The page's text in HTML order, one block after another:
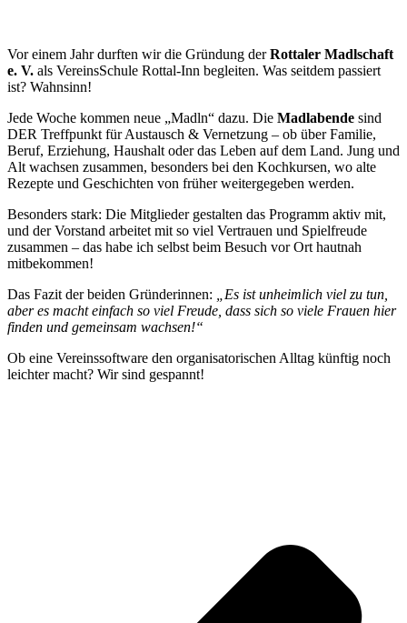
Vor einem Jahr durften wir die Gründung derRottaler Madlschaft
e. V. als VereinsSchule Rottal-Inn begleiten. Was seitdem passiert
ist? Wahnsinn!
Jede Woche kommen neue „Madln“ dazu. Die Madlabende sind
DER Treffpunkt für Austausch & Vernetzung – ob über Familie,
Beruf, Erziehung, Haushalt oder das Leben auf dem Land. Jung und
Alt wachsen zusammen, besonders bei den Kochkursen, wo alte
Rezepte und Geschichten von früher weitergegeben werden.
Besonders stark: Die Mitglieder gestalten das Programm aktiv mit,
und der Vorstand arbeitet mit so viel Vertrauen und Spielfreude
zusammen – das habe ich selbst beim Besuch vor Ort hautnah
mitbekommen!
Das Fazit der beiden Gründerinnen:
„Es ist unheimlich viel zu tun,
aber es macht einfach so viel Freude, dass sich so viele Frauen hier
finden und gemeinsam wachsen!“
Ob eine Vereinssoftware den organisatorischen Alltag künftig noch
leichter macht? Wir sind gespannt!